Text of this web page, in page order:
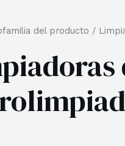
del producto /